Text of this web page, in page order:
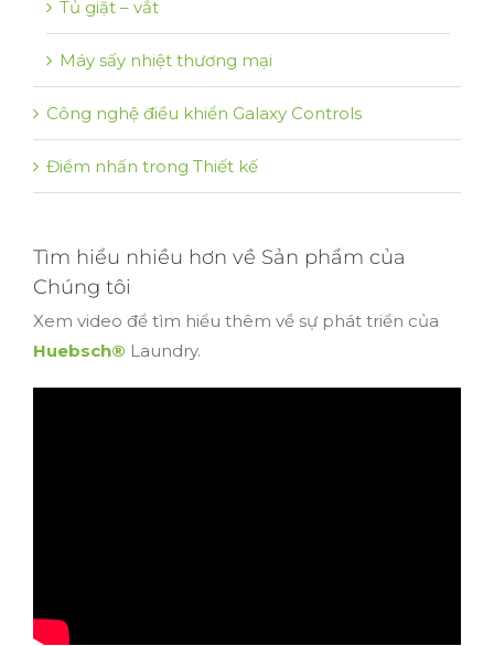
Tủ giặt – vắt
Máy sấy nhiệt thương mại
Công nghệ điều khiển Galaxy Controls
Điểm nhấn trong Thiết kế
Tìm hiểu nhiều hơn về Sản phẩm của
Chúng tôi
Xem video để tìm hiểu thêm về sự phát triển của
Huebsch® Laundry.